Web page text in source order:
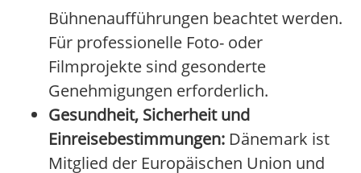
Bühnenaufführungen beachtet werden.
Für professionelle Foto- oder
Filmprojekte sind gesonderte
Genehmigungen erforderlich.
Gesundheit, Sicherheit und
Einreisebestimmungen: Dänemark ist
Mitglied der Europäischen Union und